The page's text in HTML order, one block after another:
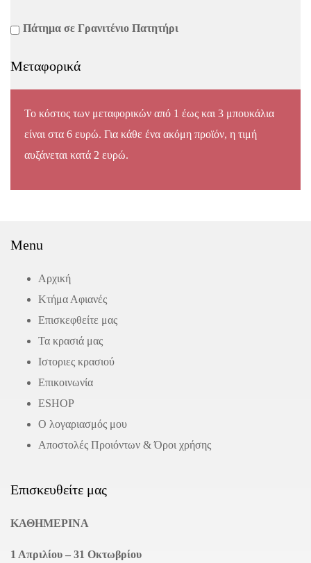
Πάτημα σε Γρανιτένιο Πατητήρι
Μεταφορικά
Το κόστος των μεταφορικών από 1 έως και 3 μπουκάλια
είναι στα 6 ευρώ. Για κάθε ένα ακόμη προϊόν, η τιμή
αυξάνεται κατά 2 ευρώ.
Menu
Αρχική
Κτήμα Αφιανές
Επισκεφθείτε μας
Τα κρασιά μας
Ιστοριες κρασιού
Επικοινωνία
ΕSHOP
Ο λογαριασμός μου
Αποστολές Προιόντων & Όροι χρήσης
Επισκευθείτε μας
ΚΑΘΗΜΕΡΙΝΑ
1 Απριλίου – 31 Οκτωβρίου